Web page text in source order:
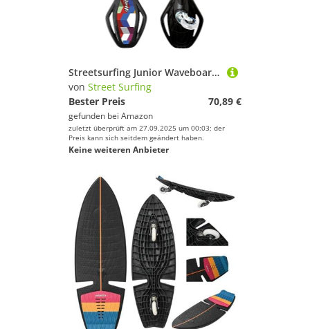
Streetsurfing Junior Waveboard Mini SL, Design: Blocks, das etwas kleinere Casterboard für Kinder, leicht zu fahren, 500129
von Street Surfing
Bester Preis
70,89 €
gefunden bei Amazon
zuletzt überprüft am 27.09.2025 um 00:03; der
Preis kann sich seitdem geändert haben.
Keine weiteren Anbieter